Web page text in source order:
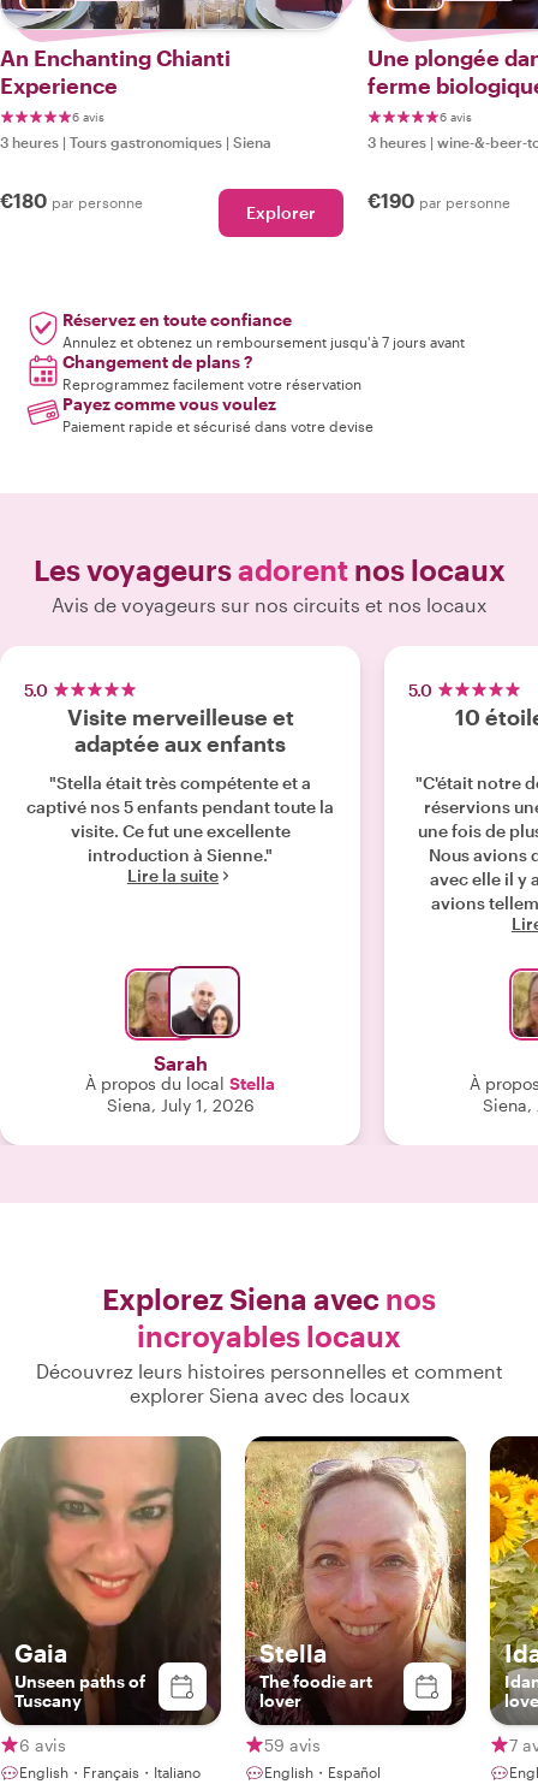
An Enchanting Chianti
Experience
6 avis
3 heures | Tours gastronomiques | Siena
€180 par personne Explorer
Une plongée
ferme
6 avis
3 heures | wine-&-beer-
€190 par personne
Réservez en toute confiance
Annulez et obtenez un remboursement jusqu'à 7 jours avant
Changement de plans ?
Reprogrammez facilement votre réservation
Payez comme vous voulez
Paiement rapide et sécurisé dans votre devise
Les voyageursadorentnos locaux
Avis de voyageurs sur nos circuits et nos locaux
5.0
Visite merveilleuse et
adaptée aux enfants
"Stella était très compétente et a
captivé nos 5 enfants pendant toute la
visite. Ce fut une excellente
introduction à Sienne."
Lire la suite
Sarah
À propos du local Stella
Siena, July 1, 2026
5.0
10
"C'était notre
réservions
une fois de
Nous avions
avec elle il y
avions
savions que
reviendrions
famille. En
un aperçu
la culture et
en particulier
derrière les
leurs
deuxième
chaque fois
À
Siena,
Explorez Siena avec nos
incroyables locaux
Découvrez leurs histoires personnelles et comment
explorer Siena avec des locaux
Gaia
Unseen paths of
Tuscany
6 avis
English・Français・Italiano
Stella
The foodie art
lover
59 avis
English・Español
7